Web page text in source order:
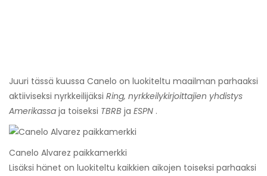
Juuri tässä kuussa Canelo on luokiteltu maailman parhaaksi
aktiiviseksi nyrkkeilijäksi Ring, nyrkkeilykirjoittajien yhdistys
Amerikassa ja toiseksi TBRB ja ESPN .
Canelo Alvarez paikkamerkki
Lisäksi hänet on luokiteltu kaikkien aikojen toiseksi parhaaksi